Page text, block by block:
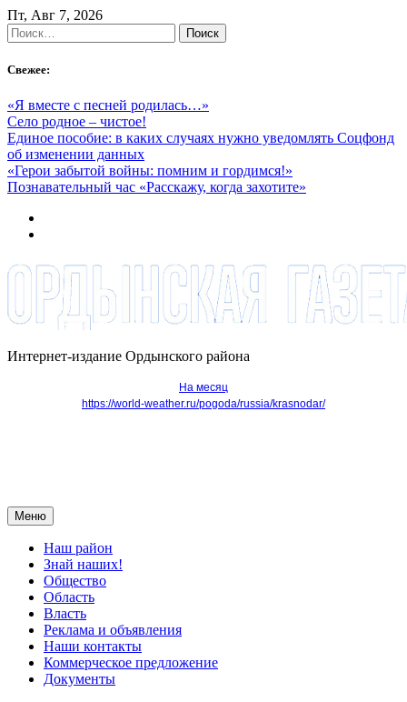
Skip
to
content
Пт, Авг 7, 2026
Найти:
Свежее:
«Я вместе с песней родилась…»
Село родное – чистое!
Единое пособие: в каких случаях нужно уведомлять Соцфонд
об изменении данных
«Герои забытой войны: помним и гордимся!»
Познавательный час «Расскажу, когда захотите»
Интернет-издание Ордынского района
На месяц
https://world-weather.ru/pogoda/russia/krasnodar/
Меню
Наш район
Знай наших!
Общество
Область
Власть
Реклама и объявления
Наши контакты
Коммерческое предложение
Документы